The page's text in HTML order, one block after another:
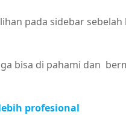
pada sidebar
bisa di pahami dan
profesional